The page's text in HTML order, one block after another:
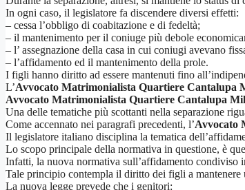
In ogni caso, il legislatore fa discendere diversi effetti:
– cessa l’obbligo di coabitazione e di fedeltà;
– il mantenimento per il coniuge più debole
– l’ assegnazione della casa in cui coniugi avevano
– l’affidamento ed il mantenimento della prole.
I figli hanno diritto ad essere mantenuti fino
L’Avvocato Matrimonialista Quartiere Cantalupa
Avvocato Matrimonialista Quartiere Cantalupa
Una delle tematiche più scottanti nella separazione
Come accennato nei paragrafi precedenti, l’Avvocato
Il legislatore italiano disciplina la tematica
Lo scopo principale della normativa in questione, è
Infatti, la nuova normativa sull’affidamento condiviso
Tale principio contempla il diritto dei figli a
La nuova legge prevede che i genitori: